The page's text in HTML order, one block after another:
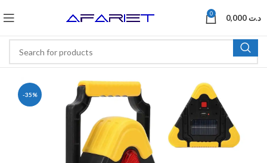
0 د.ت
-35%